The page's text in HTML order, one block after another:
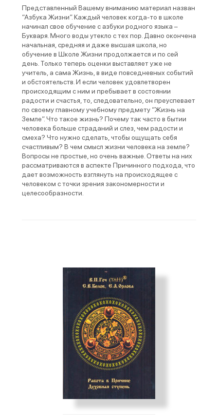
Представленный Вашему вниманию материал назван
“Азбука Жизни”. Каждый человек когда-то в школе
начинал свое обучение с азбуки родного языка –
Букваря. Много воды утекло с тех пор. Давно окончена
начальная, средняя и даже высшая школа, но
обучение в Школе Жизни продолжается и по сей
день. Только теперь оценки выставляет уже не
учитель, а сама Жизнь, в виде повседневных событий
и обстоятельств. И если человек удовлетворен
происходящим с ним и пребывает в состоянии
радости и счастья, то, следовательно, он преуспевает
по своему главному учебному предмету “Жизнь на
Земле”. Что такое жизнь? Почему так часто в бытии
человека больше страданий и слез, чем радости и
смеха? Что нужно сделать, чтобы ощущать себя
счастливым? В чем смысл жизни человека на земле?
Вопросы не простые, но очень важные. Ответы на них
рассматриваются в аспекте Причинного подхода, что
дает возможность взглянуть на происходящее с
человеком с точки зрения закономерности и
целесообразности.